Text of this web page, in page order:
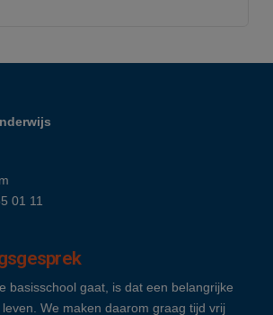
01 11
basisschool gaat, is dat een belangrijke
We maken daarom graag tijd vrij